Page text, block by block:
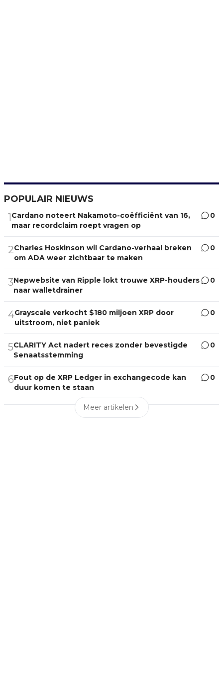
POPULAIR NIEUWS
1Cardano noteert Nakamoto-coëfficiënt van 16,
maar recordclaim roept vragen op
0
2Charles Hoskinson wil Cardano-verhaal breken
om ADA weer zichtbaar te maken
0
3Nepwebsite van Ripple lokt trouwe XRP-houders
naar walletdrainer
0
4Grayscale verkocht $180 miljoen XRP door
uitstroom, niet paniek
0
5CLARITY Act nadert reces zonder bevestigde
Senaatsstemming
0
6Fout op de XRP Ledger in exchangecode kan
duur komen te staan
0
Meer artikelen